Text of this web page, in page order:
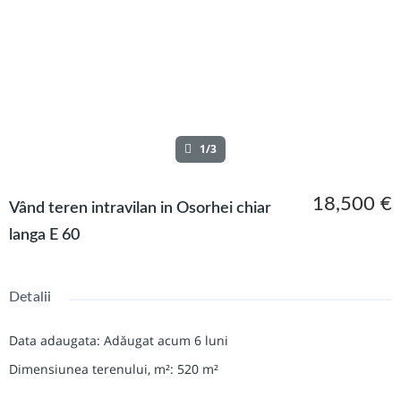
1/3
Vând teren intravilan in Osorhei chiar
langa E 60
18,500 €
Detalii
Data adaugata: Adăugat acum 6 luni
Dimensiunea terenului, m²: 520 m²